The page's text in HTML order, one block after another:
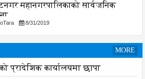
महानगरपालिकाको सार्वजनिक
8/31/2019
MORE
प्रादेशिक कार्यालयमा छापा